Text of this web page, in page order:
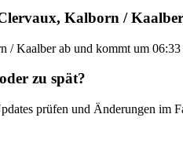
Kalborn /
Kaalber ab und kommt um
zu spät?
prüfen und Änderungen im